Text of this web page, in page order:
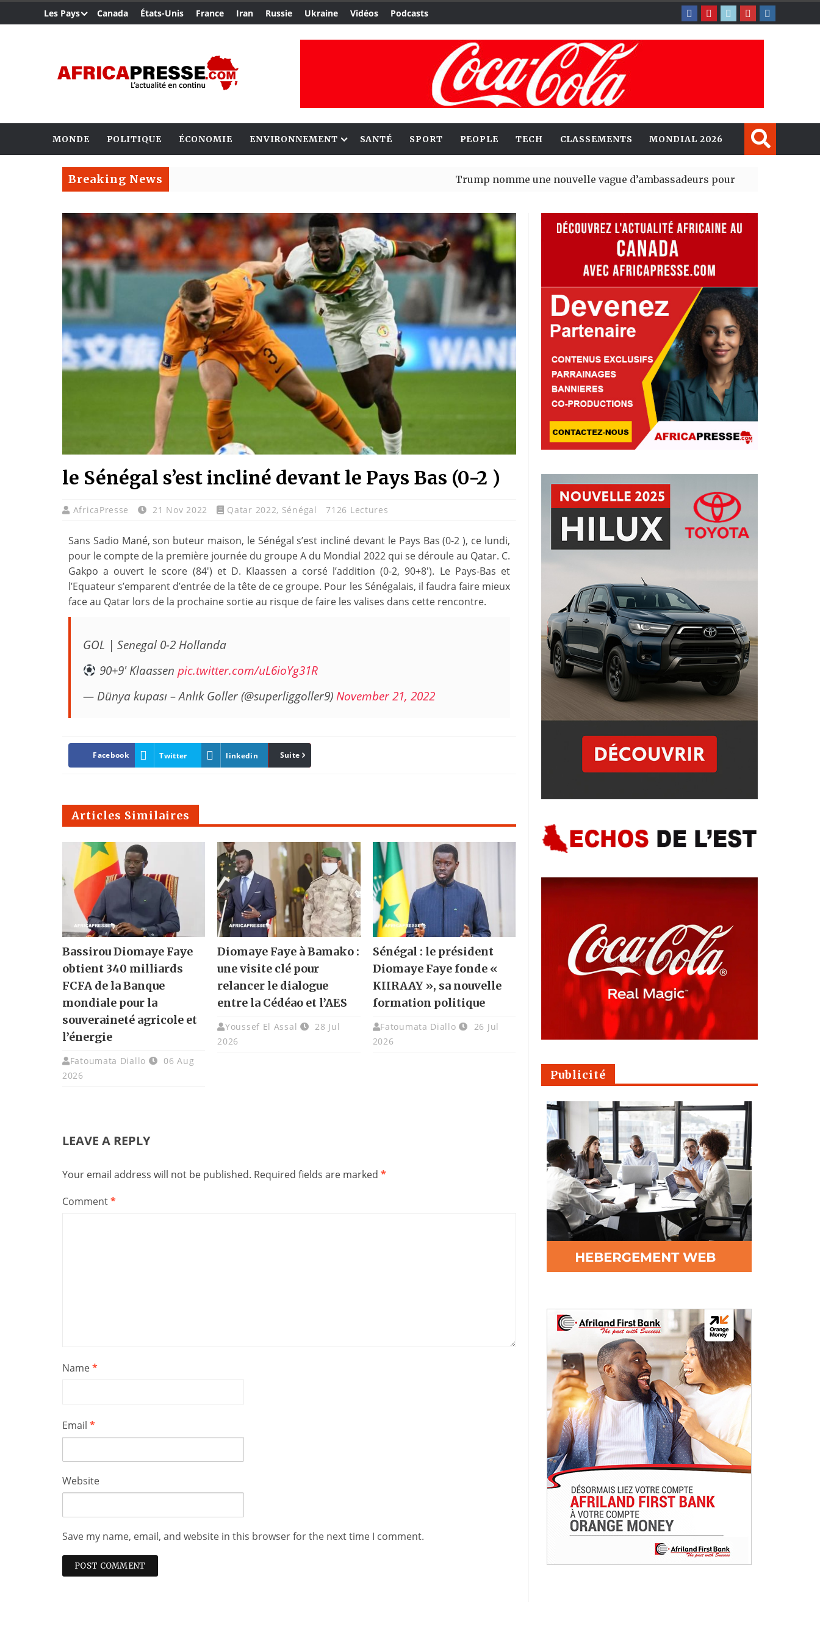
Les Pays Canada États-Unis France Iran Russie Ukraine Vidéos Podcasts
MONDE POLITIQUE ÉCONOMIE ENVIRONNEMENT SANTÉ SPORT PEOPLE TECH CLASSEMENTS MONDIAL 2026
Breaking News Trump nomme une nouvelle vague d’ambassadeurs pour renforcer la présence
le Sénégal s’est incliné devant le Pays Bas (0-2 )
AfricaPresse 21 Nov 2022 Qatar 2022, Sénégal 7126 Lectures
Sans Sadio Mané, son buteur maison, le Sénégal s’est incliné devant le Pays Bas (0-2 ), ce lundi,
pour le compte de la première journée du groupe A du Mondial 2022 qui se déroule au Qatar. C.
Gakpo a ouvert le score (84′) et D. Klaassen a corsé l’addition (0-2, 90+8′). Le Pays-Bas et
l’Equateur s’emparent d’entrée de la tête de ce groupe. Pour les Sénégalais, il faudra faire mieux
face au Qatar lors de la prochaine sortie au risque de faire les valises dans cette rencontre.
GOL | Senegal 0-2 Hollanda
90+9' Klaassen pic.twitter.com/uL6ioYg31R
— Dünya kupası – Anlık Goller (@superliggoller9)November 21, 2022
Facebook Twitter linkedin Pinterest
Suite
Articles Similaires
Bassirou Diomaye Faye
obtient 340 milliards
FCFA de la Banque
mondiale pour la
souveraineté agricole et
l’énergie
Fatoumata Diallo
06 Aug
2026
Diomaye Faye à Bamako :
une visite clé pour
relancer le dialogue
entre la Cédéao et l’AES
Youssef El Assal
28 Jul
2026
Sénégal : le président
Diomaye Faye fonde «
KIIRAAY », sa nouvelle
formation politique
Fatoumata Diallo
26 Jul
2026
LEAVE A REPLY
Your email address will not be published. Required fields are marked *
Comment*
Name*
Email *
Website
Save my name, email, and website in this browser for the next time I comment.
Publicité